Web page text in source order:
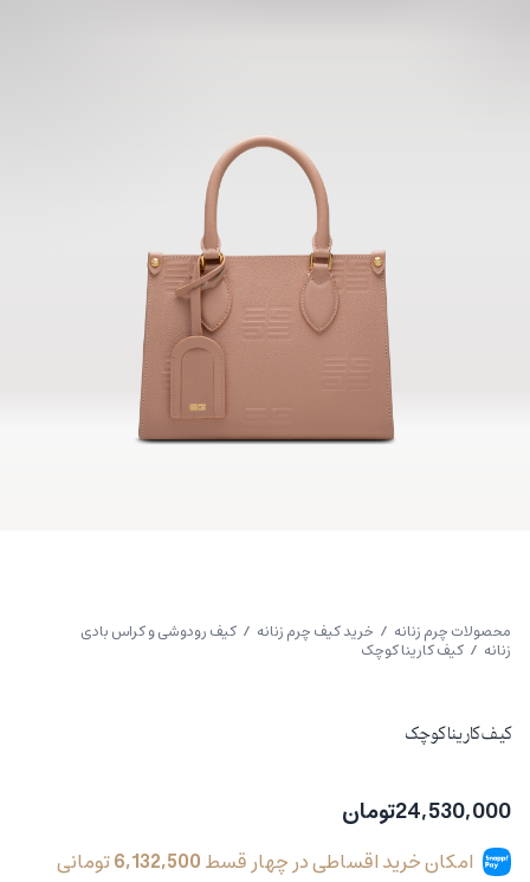
محصولات چرم زنانه / خرید کیف چرم زنانه / کیف رودوشی و کراس بادی
زنانه / کیف کارینا کوچک
کیف کارینا کوچک
24,530,000تومان
امکان خرید اقساطی در چهار قسط6,132,500تومانی